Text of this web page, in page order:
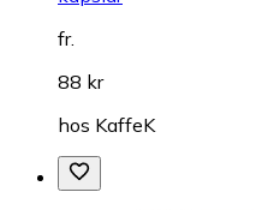
fr.
88 kr
hos KaffeK